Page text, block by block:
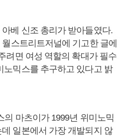
베 신조 총리가 받아들였다.
스트리트저널에 기고한 글에
려면 여성 역할의 확대가 필수
노믹스를 추구하고 있다고 밝
의 마츠이가 1999년 위미노믹
일본에서 가장 개발되지 않